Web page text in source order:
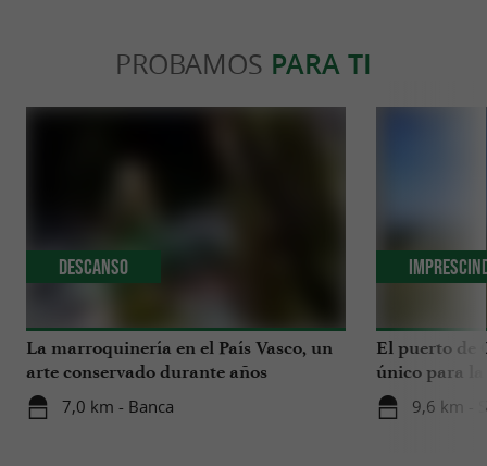
PROBAMOS PARA TI
La marroquinería en el País Vasco, un
arte conservado durante años
7,0 km - Banca
Descanso
El puerto de
único para la
País Vasco
9,6 km -